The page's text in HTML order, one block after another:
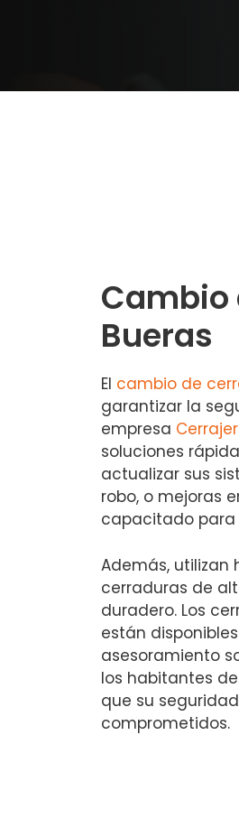
Cambio
Bueras
El cambio de
garantizar la
empresa
soluciones
actualizar sus
robo, o mejoras
capacitado para
Además,
cerraduras de
duradero. Los
están
asesoramiento
los habitantes
que su
comprometidos.